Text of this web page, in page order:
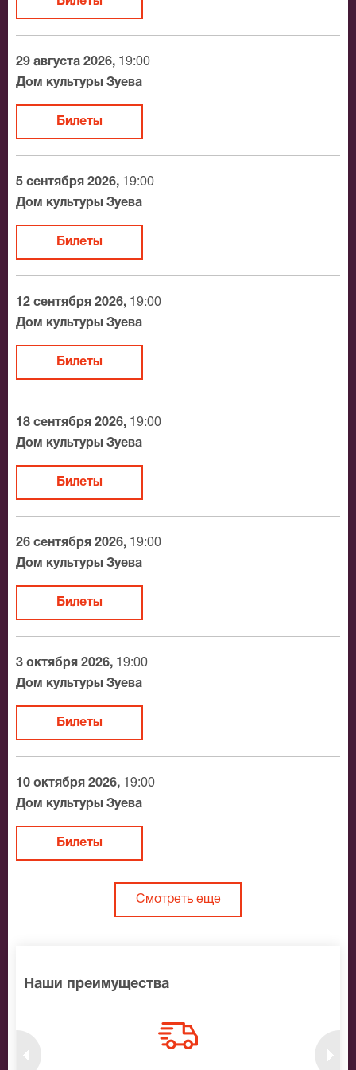
29 августа 2026, 19:00
Дом культуры Зуева
Билеты
5 сентября 2026, 19:00
Дом культуры Зуева
Билеты
12 сентября 2026, 19:00
Дом культуры Зуева
Билеты
18 сентября 2026, 19:00
Дом культуры Зуева
Билеты
26 сентября 2026, 19:00
Дом культуры Зуева
Билеты
3 октября 2026, 19:00
Дом культуры Зуева
Билеты
10 октября 2026, 19:00
Дом культуры Зуева
Билеты
Смотреть еще
Наши преимущества